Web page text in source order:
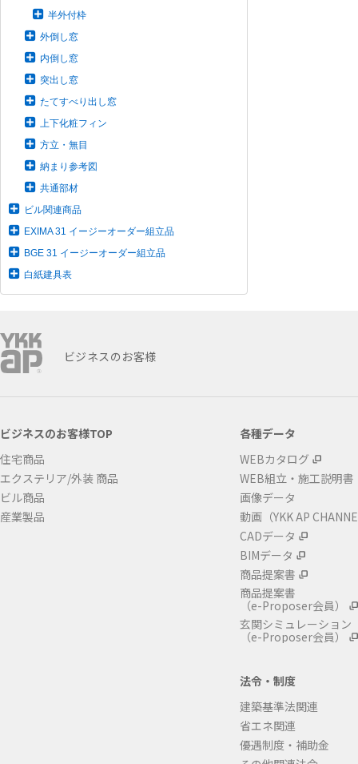
半外付枠
外倒し窓
内倒し窓
突出し窓
たてすべり出し窓
上下化粧フィン
方立・無目
納まり参考図
共通部材
ビル関連商品
EXIMA 31 イージーオーダー組立品
BGE 31 イージーオーダー組立品
白紙建具表
ビジネスのお客様
ビジネスのお客様TOP
住宅商品
エクステリア/外装 商品
ビル商品
産業製品
各種データ
WEBカタログ
WEB組立・施工説明書
画像データ
動画（YKK AP
CADデータ
BIMデータ
商品提案書
商品提案書
（e-Proposer会員）
玄関シミュレーション
（e-Proposer会員）
法令・制度
建築基準法関連
省エネ関連
優遇制度・補助金